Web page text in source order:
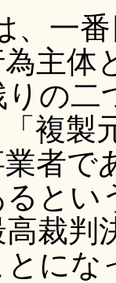
、一
主
の二
複製
者で
とい
裁判
にな